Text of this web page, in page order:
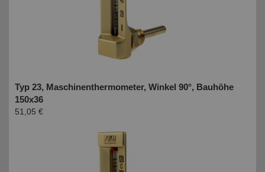
Typ 23, Maschinenthermometer, Winkel 90°, Bauhöhe
150x36
51,05 €